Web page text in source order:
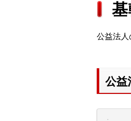
公益法人
公益